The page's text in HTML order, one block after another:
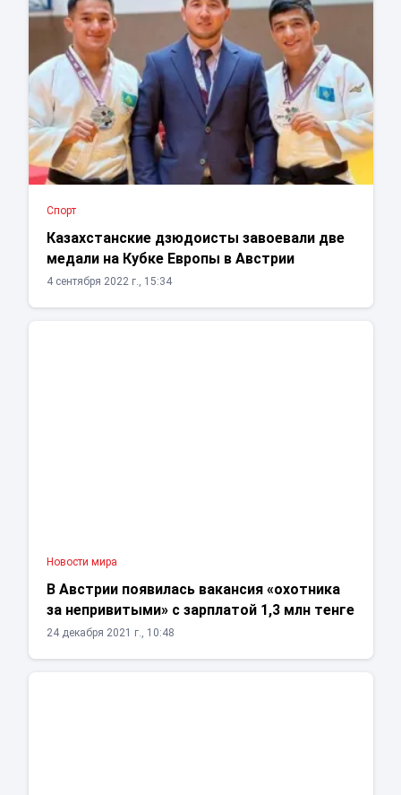
Спорт
Казахстанские дзюдоисты завоевали две
медали на Кубке Европы в Австрии
4 сентября 2022 г., 15:34
Новости мира
В Австрии появилась вакансия «охотника
за непривитыми» с зарплатой 1,3 млн тенге
24 декабря 2021 г., 10:48